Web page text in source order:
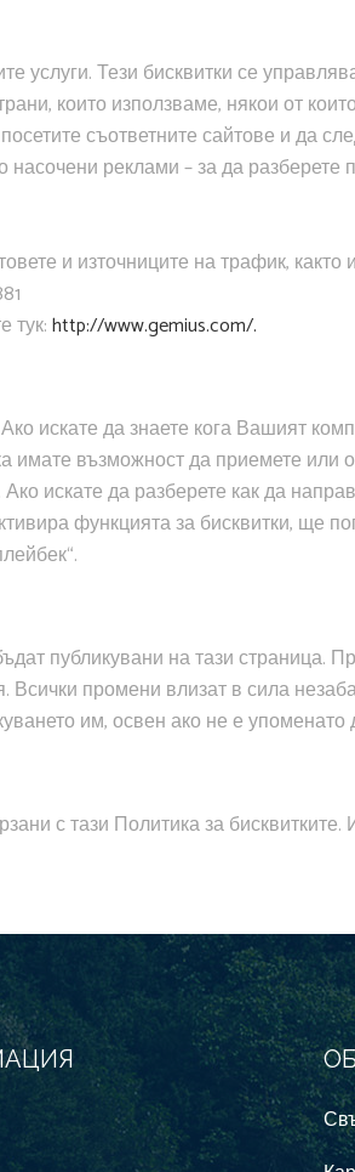
услуги. Тези бисквитки се
които използваме, някои от
съответните сайтове и да
реклами – за да разберете
и източниците на трафик,
тук:http://www.gemius.com/.
искате да знаете кога Вашият
имате възможност да приемете или
искате да разберете как да
функцията за бисквитки, ще
публикувани на тази страница.
промени влизат в сила
им, освен ако не е упоменато
с тази Политика за